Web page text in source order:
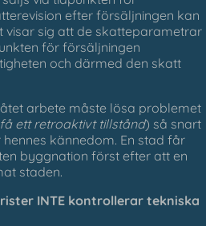
efter försäljningen kan
visar sig att de skatteparametrar
för försäljningen
och därmed den skatt
arbete måste lösa problemet
ett retroaktivt tillstånd) så snart
kännedom. En stad får
byggnation först efter att en
staden.
INTE kontrollerar tekniska